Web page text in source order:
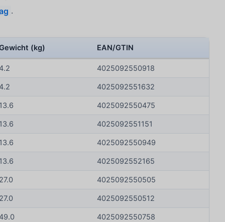
.
(kg) EAN/GTIN
4025092550918
4025092551632
4025092550475
4025092551151
4025092550949
4025092552165
4025092550505
4025092550512
4025092550758